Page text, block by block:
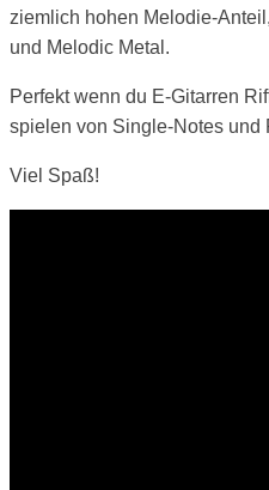
ziemlich hohen Melodie-
und Melodic Metal.
Perfekt wenn du E-Gitarren
spielen von Single-Notes und
Viel Spaß!